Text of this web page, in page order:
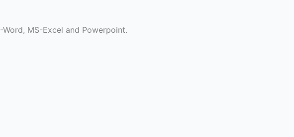
MS-Excel and Powerpoint.